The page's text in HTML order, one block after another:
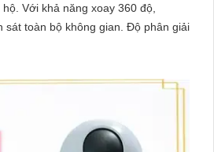
độ,
bộ không gian. Độ phân giải